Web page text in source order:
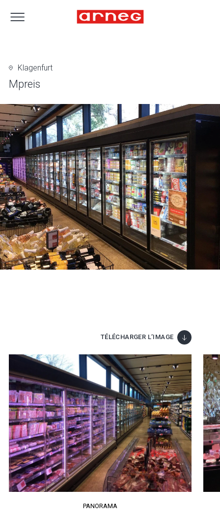
Klagenfurt
Mpreis
TÉLÉCHARGER L’IMAGE
PANORAMA